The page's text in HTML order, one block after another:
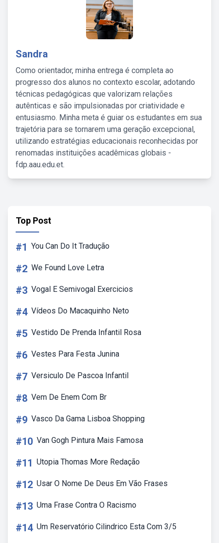
Sandra
Como orientador, minha entrega é completa ao
progresso dos alunos no contexto escolar, adotando
técnicas pedagógicas que valorizam relações
autênticas e são impulsionadas por criatividade e
entusiasmo. Minha meta é guiar os estudantes em sua
trajetória para se tornarem uma geração excepcional,
utilizando estratégias educacionais reconhecidas por
renomadas instituições acadêmicas globais -
fdp.aau.edu.et.
Top Post
#1 You Can Do It Tradução
#2 We Found Love Letra
#3 Vogal E Semivogal Exercicios
#4 Vídeos Do Macaquinho Neto
#5 Vestido De Prenda Infantil Rosa
#6 Vestes Para Festa Junina
#7 Versiculo De Pascoa Infantil
#8 Vem De Enem Com Br
#9 Vasco Da Gama Lisboa Shopping
#10 Van Gogh Pintura Mais Famosa
#11 Utopia Thomas More Redação
#12 Usar O Nome De Deus Em Vão Frases
#13 Uma Frase Contra O Racismo
#14 Um Reservatório Cilindrico Esta Com 3/5